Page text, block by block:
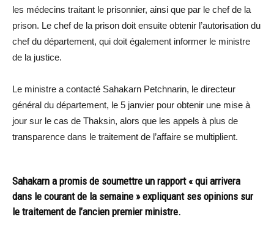
les médecins traitant le prisonnier, ainsi que par le chef de la
prison. Le chef de la prison doit ensuite obtenir l’autorisation du
chef du département, qui doit également informer le ministre
de la justice.
Le ministre a contacté Sahakarn Petchnarin, le directeur
général du département, le 5 janvier pour obtenir une mise à
jour sur le cas de Thaksin, alors que les appels à plus de
transparence dans le traitement de l’affaire se multiplient.
Sahakarn a promis de soumettre un rapport « qui arrivera
dans le courant de la semaine » expliquant ses opinions sur
le traitement de l’ancien premier ministre.